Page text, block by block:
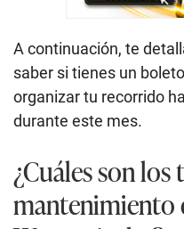
A continuación, te
saber si tienes un
organizar tu recorrido
durante este mes.
¿Cuáles son los
mantenimiento